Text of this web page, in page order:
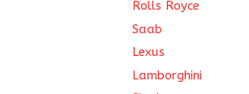
Rolls Royce
Saab
Lexus
Lamborghini